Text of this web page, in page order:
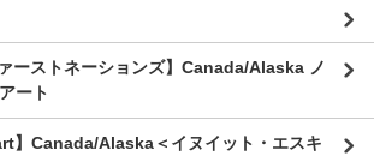
ーストネーションズ】Canada/Alaska ノ
ート
】Canada/Alaska＜イヌイット・エスキ